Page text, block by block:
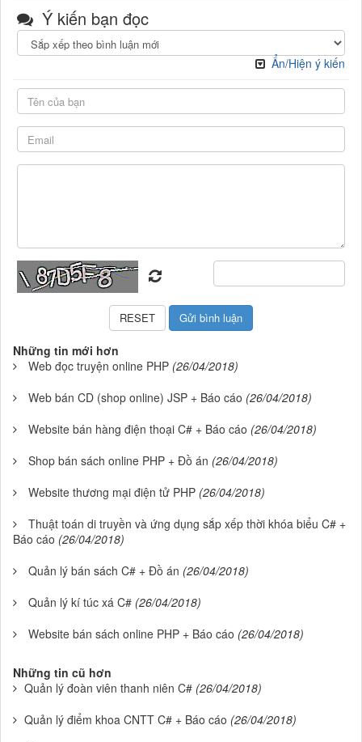
Ý kiến bạn đọc
Ẩn/Hiện ý kiến
Những tin mới hơn
Web đọc truyện online PHP (26/04/2018)
Web bán CD (shop online) JSP + Báo cáo (26/04/2018)
Website bán hàng điện thoại C# + Báo cáo (26/04/2018)
Shop bán sách online PHP + Đồ án (26/04/2018)
Website thương mại điện tử PHP (26/04/2018)
Thuật toán di truyền và ứng dụng sắp xếp thời khóa biểu C# +
Báo cáo (26/04/2018)
Quản lý bán sách C# + Đồ án (26/04/2018)
Quản lý kí túc xá C# (26/04/2018)
Website bán sách online PHP + Báo cáo (26/04/2018)
Những tin cũ hơn
Quản lý đoàn viên thanh niên C# (26/04/2018)
Quản lý điểm khoa CNTT C# + Báo cáo (26/04/2018)